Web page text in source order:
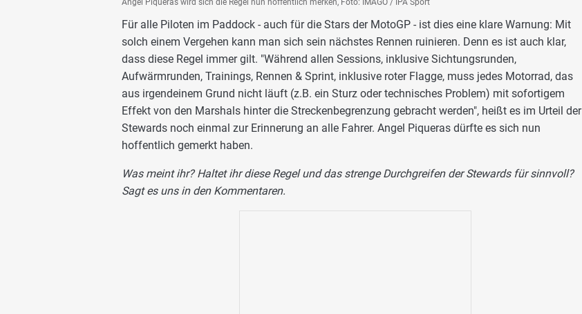
Angel Piqueras wird sich die Regel nun hoffentlich merken, Foto: IMAGO / IPA Sport
Für alle Piloten im Paddock - auch für die Stars der MotoGP - ist dies eine klare Warnung: Mit
solch einem Vergehen kann man sich sein nächstes Rennen ruinieren. Denn es ist auch klar,
dass diese Regel immer gilt. "Während allen Sessions, inklusive Sichtungsrunden,
Aufwärmrunden, Trainings, Rennen & Sprint, inklusive roter Flagge, muss jedes Motorrad, das
aus irgendeinem Grund nicht läuft (z.B. ein Sturz oder technisches Problem) mit sofortigem
Effekt von den Marshals hinter die Streckenbegrenzung gebracht werden", heißt es im Urteil der
Stewards noch einmal zur Erinnerung an alle Fahrer. Angel Piqueras dürfte es sich nun
hoffentlich gemerkt haben.
Was meint ihr? Haltet ihr diese Regel und das strenge Durchgreifen der Stewards für sinnvoll?
Sagt es uns in den Kommentaren.